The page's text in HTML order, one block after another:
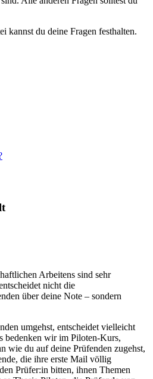
kannst du deine Fragen festhalten.
Arbeitens sind sehr
nicht die
über deine Note – sondern
umgehst, entscheidet vielleicht
bedenken wir im Piloten-Kurs,
wie du auf deine Prüfenden zugehst,
die ihre erste Mail völlig
Prüfer:in bitten, ihnen Themen